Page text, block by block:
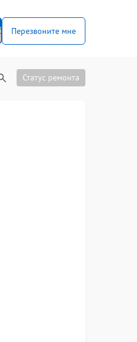
Перезвоните мне
Статус ремонта